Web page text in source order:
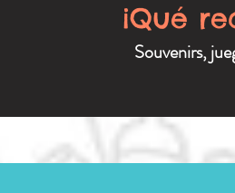
¡Qué
Souvenirs,